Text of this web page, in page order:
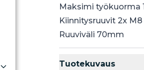
Maksimi työkuorma
Kiinnitysruuvit 2x M8
Ruuviväli 70mm
Tuotekuvaus